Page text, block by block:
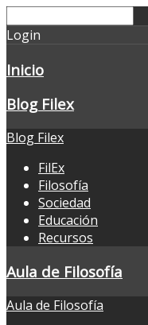
Login
Inicio
Blog Filex
Blog Filex
FilEx
Filosofía
Sociedad
Educación
Recursos
Aula de Filosofía
Aula de Filosofía